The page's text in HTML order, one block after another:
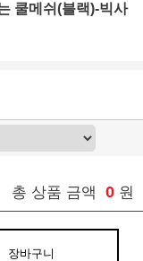
쿨메쉬(블랙)-빅사
총 상품 금액 0 원
장바구니